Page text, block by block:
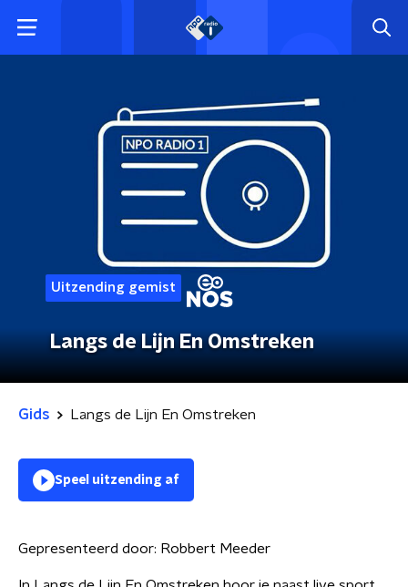
Uitzending gemist
Langs de Lijn En Omstreken
Gids Langs de Lijn En Omstreken
Speel uitzending af
Gepresenteerd door: Robbert Meeder